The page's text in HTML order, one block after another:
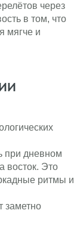
через
в том, что
мягче и
при дневном
восток. Это
ритмы и
заметно